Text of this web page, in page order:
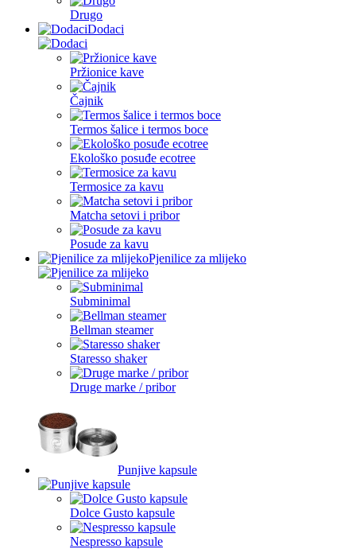
Drugo
Dodaci
Pržionice kave
Čajnik
Termos šalice i termos boce
Ekološko posuđe ecotree
Termosice za kavu
Matcha setovi i pribor
Posude za kavu
Pjenilice za mlijeko
Subminimal
Bellman steamer
Staresso shaker
Druge marke / pribor
Punjive kapsule
Dolce Gusto kapsule
Nespresso kapsule